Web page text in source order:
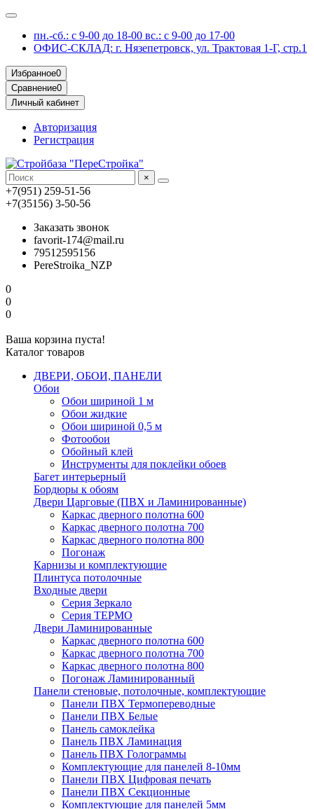
пн.-сб.: с 9-00 до 18-00 вс.: с 9-00 до 17-00
ОФИС-СКЛАД: г. Нязепетровск, ул. Трактовая 1-Г, стр.1
Избранное0
Сравнение0
Личный кабинет
Авторизация
Регистрация
×
+7(951) 259-51-56
+7(35156) 3-50-56
Заказать звонок
favorit-174@mail.ru
79512595156
PereStroika_NZP
0
0
0
Ваша корзина пуста!
Каталог товаров
ДВЕРИ, ОБОИ, ПАНЕЛИ
Обои
Обои шириной 1 м
Обои жидкие
Обои шириной 0,5 м
Фотообои
Обойный клей
Инструменты для поклейки обоев
Багет интерьерный
Бордюры к обоям
Двери Царговые (ПВХ и Ламинированные)
Каркас дверного полотна 600
Каркас дверного полотна 700
Каркас дверного полотна 800
Погонаж
Карнизы и комплектующие
Плинтуса потолочные
Входные двери
Серия Зеркало
Серия ТЕРМО
Двери Ламинированные
Каркас дверного полотна 600
Каркас дверного полотна 700
Каркас дверного полотна 800
Погонаж Ламинированный
Панели стеновые, потолочные, комплектующие
Панели ПВХ Термопереводные
Панели ПВХ Белые
Панель самоклейка
Панель ПВХ Ламинация
Панель ПВХ Голограммы
Комплектующие для панелей 8-10мм
Панели ПВХ Цифровая печать
Панели ПВХ Секционные
Комплектующие для панелей 5мм